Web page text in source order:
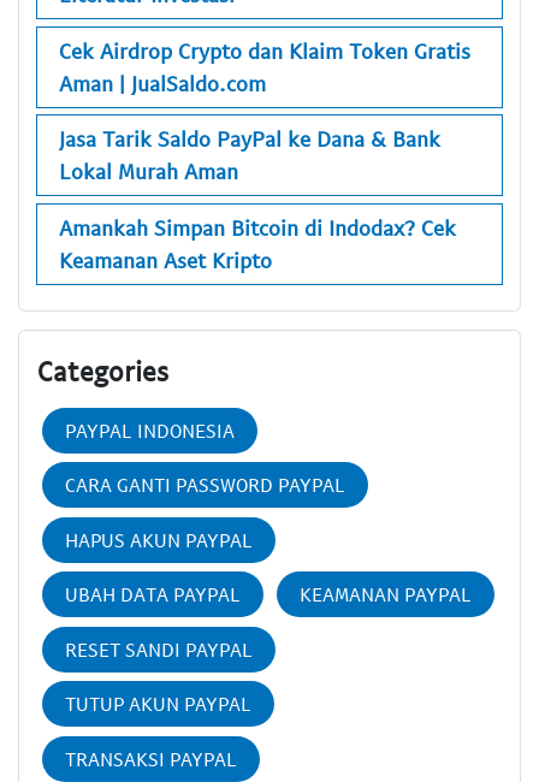
Cek Airdrop Crypto dan Klaim Token Gratis
Aman | JualSaldo.com
Jasa Tarik Saldo PayPal ke Dana & Bank
Lokal Murah Aman
Amankah Simpan Bitcoin di Indodax? Cek
Keamanan Aset Kripto
Categories
PAYPAL INDONESIA
CARA GANTI PASSWORD PAYPAL
HAPUS AKUN PAYPAL
UBAH DATA PAYPAL KEAMANAN PAYPAL
RESET SANDI PAYPAL
TUTUP AKUN PAYPAL
TRANSAKSI PAYPAL